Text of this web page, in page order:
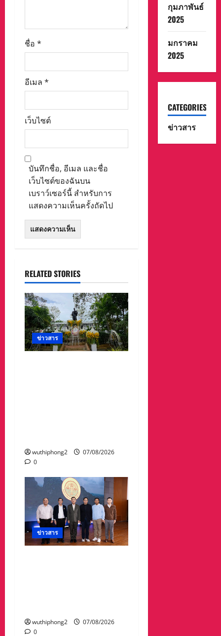
ชื่อ *
อีเมล *
เว็บไซต์
บันทึกชื่อ, อีเมล และชื่อ
เว็บไซต์ของฉันบน
เบราว์เซอร์นี้ สำหรับการ
แสดงความเห็นครั้งถัดไป
RELATED STORIES
ข่าวสาร
wuthiphong2
07/08/2026
0
ข่าวสาร
wuthiphong2
07/08/2026
0
กุมภาพันธ์
2025
มกราคม
2025
CATEGORIES
ข่าวสาร